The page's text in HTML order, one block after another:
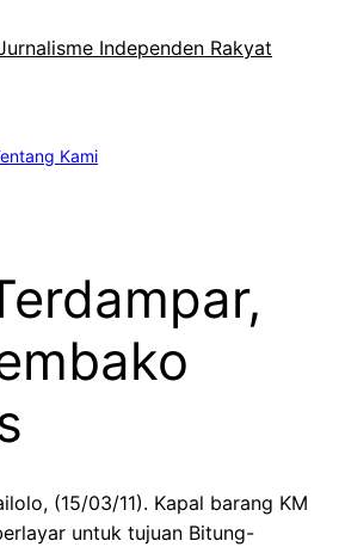
Independen Rakyat
Kami
(15/03/11). Kapal barang KM
untuk tujuan Bitung-